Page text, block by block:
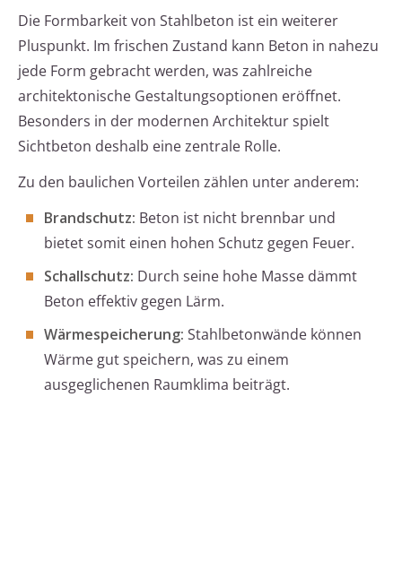
Die Formbarkeit von Stahlbeton ist ein weiterer
Pluspunkt. Im frischen Zustand kann Beton in nahezu
jede Form gebracht werden, was zahlreiche
architektonische Gestaltungsoptionen eröffnet.
Besonders in der modernen Architektur spielt
Sichtbeton deshalb eine zentrale Rolle.
Zu den baulichen Vorteilen zählen unter anderem:
Brandschutz: Beton ist nicht brennbar und
bietet somit einen hohen Schutz gegen Feuer.
Schallschutz: Durch seine hohe Masse dämmt
Beton effektiv gegen Lärm.
Wärmespeicherung: Stahlbetonwände können
Wärme gut speichern, was zu einem
ausgeglichenen Raumklima beiträgt.